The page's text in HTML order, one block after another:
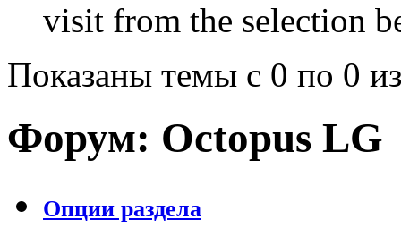
visit from the selection
Показаны темы с 0 по 0
Форум: Octopus LG
Опции раздела